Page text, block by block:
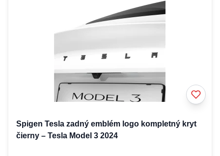
Spigen Tesla zadný emblém logo kompletný kryt
čierny – Tesla Model 3 2024